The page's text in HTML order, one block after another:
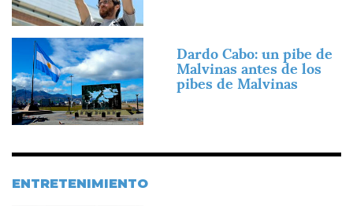
Imagen
Dardo Cabo: un pibe de
Malvinas antes de los
pibes de Malvinas
ENTRETENIMIENTO